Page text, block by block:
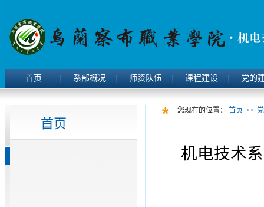
首页 系部概况 师资队伍 课程建设 党的
首页
您现在的位置： 首页 >>
机电技术